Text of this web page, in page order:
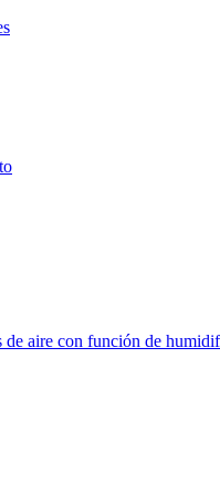
de aire con función de